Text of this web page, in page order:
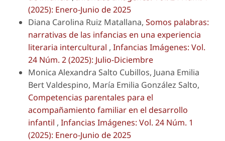
(2025): Enero-Junio de 2025
Diana Carolina Ruiz Matallana, Somos palabras:
narrativas de las infancias en una experiencia
literaria intercultural , Infancias Imágenes: Vol.
24 Núm. 2 (2025): Julio-Diciembre
Monica Alexandra Salto Cubillos, Juana Emilia
Bert Valdespino, María Emilia González Salto,
Competencias parentales para el
acompañamiento familiar en el desarrollo
infantil , Infancias Imágenes: Vol. 24 Núm. 1
(2025): Enero-Junio de 2025